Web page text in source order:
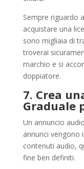
Sempre riguardo
acquistare una
sono migliaia di
troverai
marchio e si
doppiatore.
7. Crea
Graduale
Un annuncio
annunci vengono
contenuti audio,
fine ben definiti.